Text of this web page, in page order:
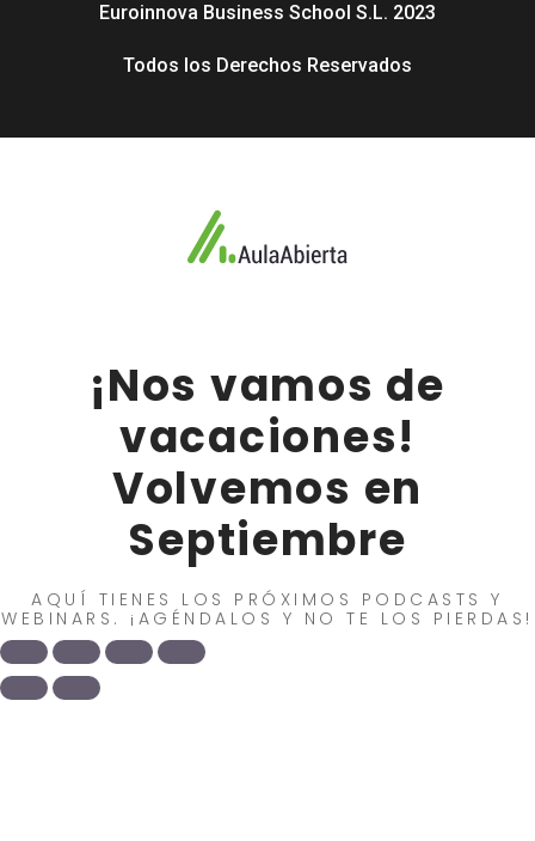
Euroinnova Business School S.L. 2023
Todos los Derechos Reservados
¡Nos vamos de
vacaciones!
Volvemos en
Septiembre
AQUÍ TIENES LOS PRÓXIMOS PODCASTS Y
WEBINARS. ¡AGÉNDALOS Y NO TE LOS PIERDAS!